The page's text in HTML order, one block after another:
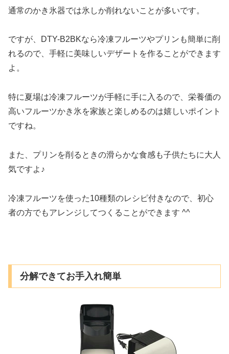
通常のかき氷器では氷しか削れないことが多いです。
ですが、DTY-B2BKなら冷凍フルーツやプリンも簡単に削
れるので、手軽に美味しいデザートを作ることができます
よ。
特に夏場は冷凍フルーツが手軽に手に入るので、栄養価の
高いフルーツかき氷を家族と楽しめるのは嬉しいポイント
ですね。
また、プリンを削るときの滑らかな食感も子供たちに大人
気ですよ♪
冷凍フルーツを使った10種類のレシピ付きなので、初心
者の方でもアレンジしてつくることができます ^^
分解できてお手入れ簡単